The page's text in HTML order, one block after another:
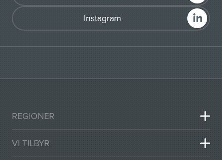
Instagram
REGIONER
VI TILBYR